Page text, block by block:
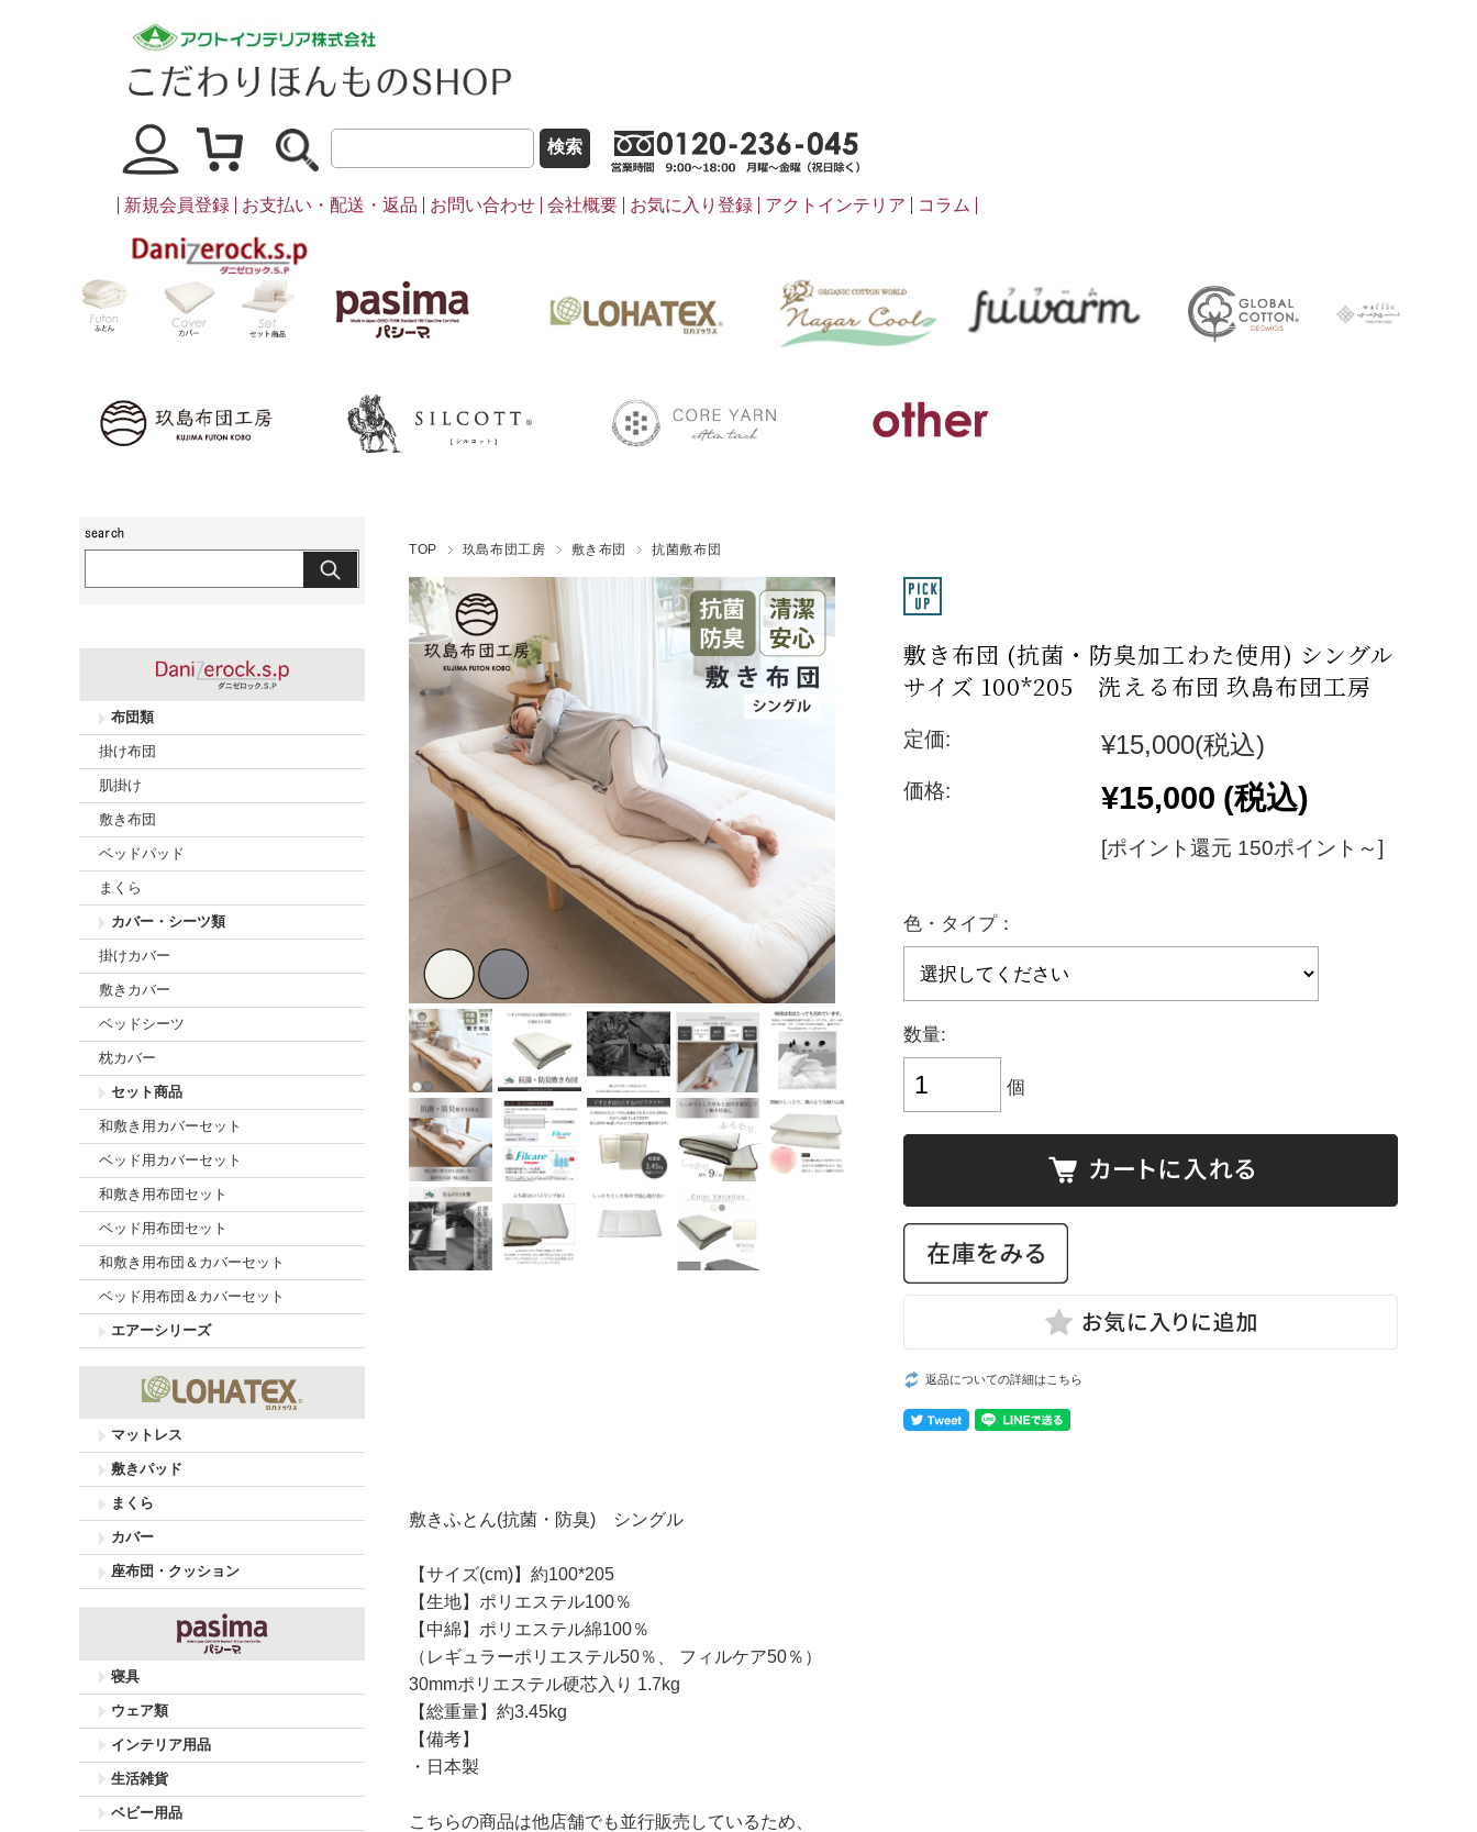
マイページ買い物かご
新規会員登録 お支払い・配送・返品 お問い合わせ 会社概要 お気に入り登録 アクトインテリア コラム
セット商品
LOHATEX
ナガークール FUWARM
TOP 玖島布団工房 敷き布団 抗菌敷布団
敷き布団 (抗菌・防臭加工わた使用) シングル
サイズ 100*205 洗える布団 玖島布団工房
定価: ¥15,000(税込)
価格: ¥15,000 (税込)
[ポイント還元 150ポイント～]
色・タイプ：
数量:
個
返品についての詳細はこちら
敷きふとん(抗菌・防臭) シングル
【サイズ(cm)】約100*205
【生地】ポリエステル100％
【中綿】ポリエステル綿100％
（レギュラーポリエステル50％、 フィルケア50％）
30mmポリエステル硬芯入り 1.7kg
【総重量】約3.45kg
【備考】
・日本製
こちらの商品は他店舗でも並行販売しているため、
布団類
掛け布団
肌掛け
敷き布団
ベッドパッド
まくら
カバー・シーツ類
掛けカバー
敷きカバー
ベッドシーツ
枕カバー
セット商品
和敷き用カバーセット
ベッド用カバーセット
和敷き用布団セット
ベッド用布団セット
和敷き用布団＆カバーセット
ベッド用布団＆カバーセット
エアーシリーズ
マットレス
敷きパッド
まくら
カバー
座布団・クッション
寝具
ウェア類
インテリア用品
生活雑貨
ベビー用品